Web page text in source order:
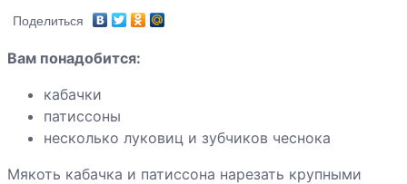
маринованные
Икра из зеленых
томатов
Компот из
дольками
Поделиться
Вам понадобится:
кабачки
патиссоны
несколько луковиц и зубчиков чеснока
Мякоть кабачка и патиссона нарезать крупными